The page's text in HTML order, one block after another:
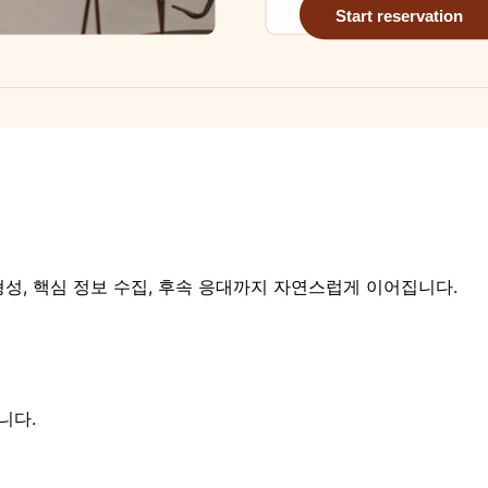
, 핵심 정보 수집, 후속 응대까지 자연스럽게 이어집니다.
다.